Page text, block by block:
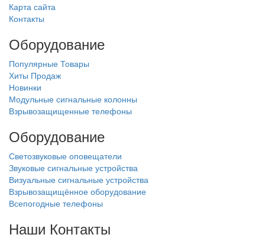
Карта сайта
Контакты
Оборудование
Популярные Товары
Хиты Продаж
Новинки
Модульные сигнальные колонны
Взрывозащищенные телефоны
Оборудование
Светозвуковые оповещатели
Звуковые сигнальные устройства
Визуальные сигнальные устройства
Взрывозащищённое оборудование
Всепогодные телефоны
Наши Контакты